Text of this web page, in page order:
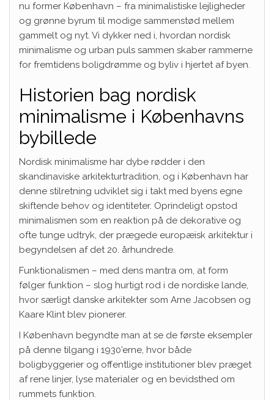
nu former København – fra minimalistiske lejligheder
og grønne byrum til modige sammenstød mellem
gammelt og nyt. Vi dykker ned i, hvordan nordisk
minimalisme og urban puls sammen skaber rammerne
for fremtidens boligdrømme og byliv i hjertet af byen.
Historien bag nordisk
minimalisme i Københavns
bybillede
Nordisk minimalisme har dybe rødder i den
skandinaviske arkitekturtradition, og i København har
denne stilretning udviklet sig i takt med byens egne
skiftende behov og identiteter. Oprindeligt opstod
minimalismen som en reaktion på de dekorative og
ofte tunge udtryk, der prægede europæisk arkitektur i
begyndelsen af det 20. århundrede.
Funktionalismen – med dens mantra om, at form
følger funktion – slog hurtigt rod i de nordiske lande,
hvor særligt danske arkitekter som Arne Jacobsen og
Kaare Klint blev pionerer.
I København begyndte man at se de første eksempler
på denne tilgang i 1930’erne, hvor både
boligbyggerier og offentlige institutioner blev præget
af rene linjer, lyse materialer og en bevidsthed om
rummets funktion.